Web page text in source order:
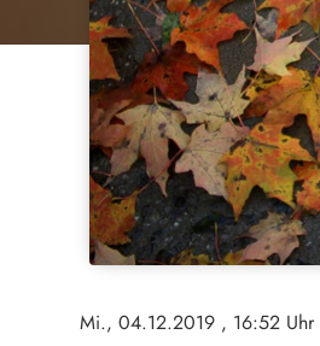
Mi., 04.12.2019 , 16:52 Uhr